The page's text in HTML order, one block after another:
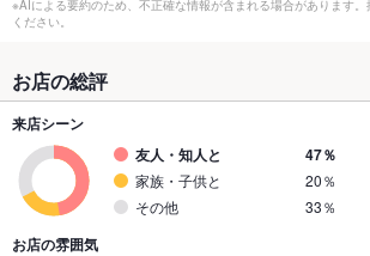
※AIによる要約のため、不正確な情報が含まれる場合があります
ください。
お店の総評
来店シーン
友人・知人と
47％
家族・子供と
20％
その他
33％
お店の雰囲気